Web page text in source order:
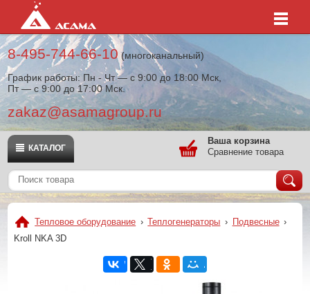
8-495-744-66-10(многоканальный)
График работы: Пн - Чт — с 9:00 до 18:00 Мск,
Пт — с 9:00 до 17:00 Мск.
zakaz@asamagroup.ru
КАТАЛОГ
Ваша корзина
Сравнение товара
Тепловое оборудование › Теплогенераторы › Подвесные ›
Kroll NKA 3D